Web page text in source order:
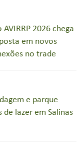
2026 chega
em novos
no trade
e parque
lazer em Salinas